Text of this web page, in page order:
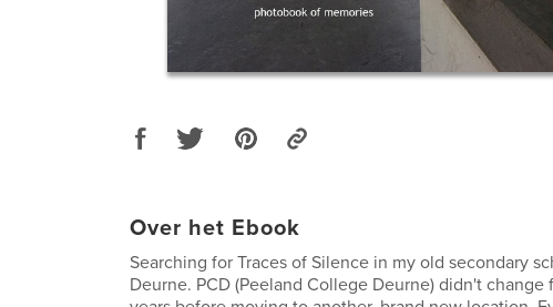
Over het Ebook
Searching for Traces of Silence in my old secondary
Deurne. PCD (Peeland College Deurne) didn't change